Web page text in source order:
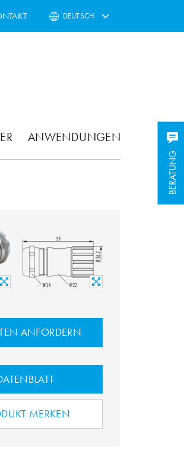
DEUTSCH
ANWENDUNGEN
BERATUNG
ANFORDERN
MERKEN